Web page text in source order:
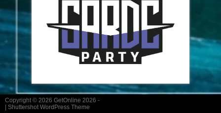
Copyright © 2026 GetOnline 2026 -
Shuttershot WordPress Theme